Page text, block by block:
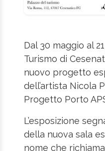
Dal 30 maggio al
Turismo di
nuovo progetto
dell’artista Nicola
Progetto Porto
L’esposizione
della nuova sala
nome che